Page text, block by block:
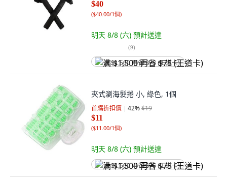
$40
($40.00/1個)
明天 8/8 (六) 預計送達
(9)
满 $1,500 再省 $75 (王道卡)
夾式瀏海髮捲 小, 綠色, 1個
首購折扣價 42%$19
$11
($11.00/1個)
明天 8/8 (六) 預計送達
满 $1,500 再省 $75 (王道卡)